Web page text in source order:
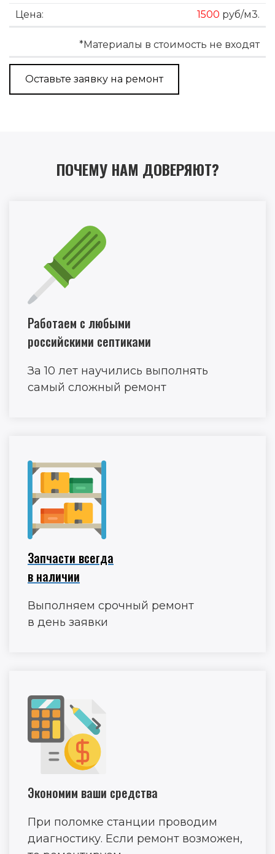
1500 руб/м3.
*Материалы в стоимость не входят
Оставьте заявку на ремонт
ПОЧЕМУ НАМ ДОВЕРЯЮТ?
Работаем с любыми
российскими септиками
За 10 лет научились выполнять
самый сложный ремонт
Запчасти всегда
в наличии
Выполняем срочный ремонт
в день заявки
Экономим ваши средства
При поломке станции проводим
диагностику. Если ремонт возможен,